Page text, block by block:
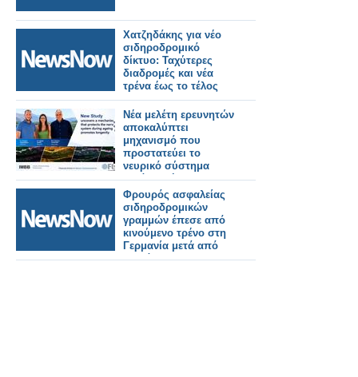
Χατζηδάκης για νέο
σιδηροδρομικό
δίκτυο: Ταχύτερες
διαδρομές και νέα
τρένα έως το τέλος
του 2026.
Νέα μελέτη ερευνητών
αποκαλύπτει
μηχανισμό που
προστατεύει το
νευρικό σύστημα
κατά τη γήρανση και
προάγει τη μακροζωία
Φρουρός ασφαλείας
σιδηροδρομικών
γραμμών έπεσε από
κινούμενο τρένο στη
Γερμανία μετά από
διαμάχη.